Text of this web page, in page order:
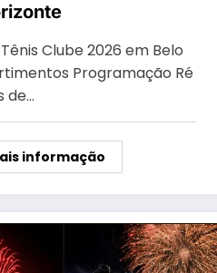
Clube 2026 em Belo
Programação Ré
de…
informação